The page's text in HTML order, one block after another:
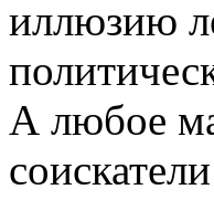
иллюзию
А любое